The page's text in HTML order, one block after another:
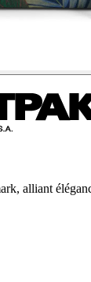
alliant